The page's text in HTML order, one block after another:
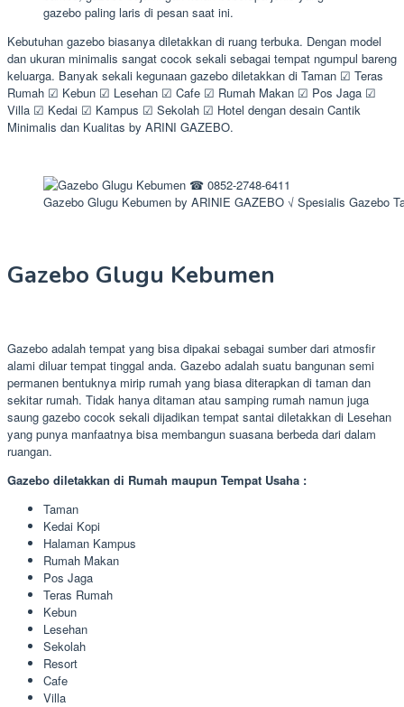
gazebo paling laris di pesan saat ini.
Kebutuhan gazebo biasanya diletakkan di ruang terbuka. Dengan model
dan ukuran minimalis sangat cocok sekali sebagai tempat ngumpul bareng
keluarga. Banyak sekali kegunaan gazebo diletakkan di Taman ☑ Teras
Rumah ☑ Kebun ☑ Lesehan ☑ Cafe ☑ Rumah Makan ☑ Pos Jaga ☑
Villa ☑ Kedai ☑ Kampus ☑ Sekolah ☑ Hotel dengan desain Cantik
Minimalis dan Kualitas by ARINI GAZEBO.
Gazebo Glugu Kebumen by ARINIE GAZEBO √ Spesialis Gazebo
Gazebo Glugu Kebumen
Gazebo adalah tempat yang bisa dipakai sebagai sumber dari atmosfir
alami diluar tempat tinggal anda. Gazebo adalah suatu bangunan semi
permanen bentuknya mirip rumah yang biasa diterapkan di taman dan
sekitar rumah. Tidak hanya ditaman atau samping rumah namun juga
saung gazebo cocok sekali dijadikan tempat santai diletakkan di Lesehan
yang punya manfaatnya bisa membangun suasana berbeda dari dalam
ruangan.
Gazebo diletakkan di Rumah maupun Tempat Usaha :
Taman
Kedai Kopi
Halaman Kampus
Rumah Makan
Pos Jaga
Teras Rumah
Kebun
Lesehan
Sekolah
Resort
Cafe
Villa